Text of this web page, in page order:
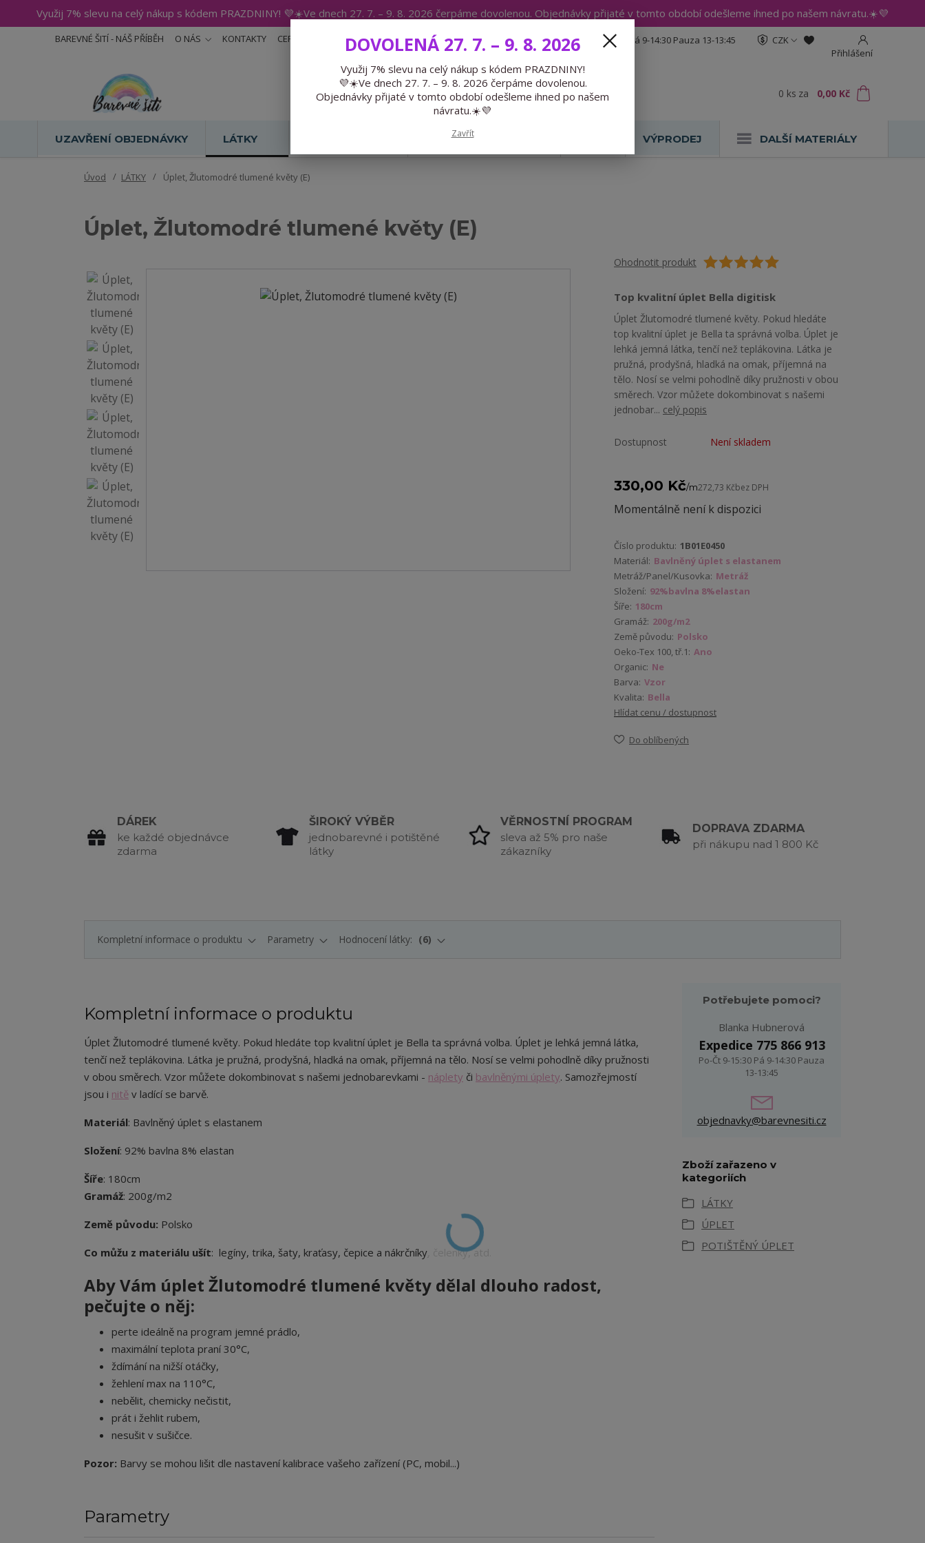
Využij 7% slevu na celý nákup s kódem PRAZDNINY! 💜☀️Ve dnech 27. 7. – 9. 8. 2026 čerpáme dovolenou. Objednávky přijaté v tomto období odešleme ihned po našem návratu.☀️💜
BAREVNÉ ŠITÍ - NÁŠ PŘÍBĚH O NÁS KONTAKTY CERTIFIKÁTY BLOG
CZK
Přihlášení
Hledat
Expedice 775 866 913 Po-Čt 9-15:30 Pá 9-14:30 Pauza 13-13:45
0 ks za 0,00 Kč
UZAVŘENÍ OBJEDNÁVKY LÁTKY PŘEDOBJEDNÁVKY VÝPRODEJ DALŠÍ MATERIÁLY
Úvod LÁTKY Úplet, Žlutomodré tlumené květy (E)
Úplet, Žlutomodré tlumené květy (E)
Ohodnotit produkt
Top kvalitní úplet Bella digitisk
Úplet Žlutomodré tlumené květy. Pokud hledáte
top kvalitní úplet je Bella ta správná volba. Úplet je
lehká jemná látka, tenčí než teplákovina. Látka je
pružná, prodyšná, hladká na omak, příjemná na
tělo. Nosí se velmi pohodlně díky pružnosti v obou
směrech. Vzor můžete dokombinovat s našemi
jednobar... celý popis
Dostupnost Není skladem
330,00 Kč/m272,73 Kčbez DPH
Momentálně není k dispozici
Číslo produktu: 1B01E0450
Materiál: Bavlněný úplet s elastanem
Metráž/Panel/Kusovka: Metráž
Složení: 92%bavlna 8%elastan
Šíře: 180cm
Gramáž: 200g/m2
Země původu: Polsko
Oeko-Tex 100, tř.1: Ano
Organic: Ne
Barva: Vzor
Kvalita: Bella
Hlídat cenu / dostupnost
Do oblíbených
DÁREK
ke každé objednávce
zdarma
ŠIROKÝ VÝBĚR
jednobarevné i potištěné
látky
VĚRNOSTNÍ PROGRAM
sleva až 5% pro naše
zákazníky
DOPRAVA ZDARMA
při nákupu nad 1 800 Kč
Kompletní informace o produktu Parametry Hodnocení látky: 6
Kompletní informace o produktu
Úplet Žlutomodré tlumené květy. Pokud hledáte top kvalitní úplet je Bella ta správná volba. Úplet je lehká jemná látka,
tenčí než teplákovina. Látka je pružná, prodyšná, hladká na omak, příjemná na tělo. Nosí se velmi pohodlně díky pružnosti
v obou směrech. Vzor můžete dokombinovat s našemi jednobarevkami - náplety či bavlněnými úplety. Samozřejmostí
jsou i nitě v ladící se barvě.
Materiál: Bavlněný úplet s elastanem
Složení: 92% bavlna 8% elastan
Šíře: 180cm
Gramáž: 200g/m2
Země původu: Polsko
Co můžu z materiálu ušít: legíny, trika, šaty, kraťasy, čepice a nákrčníky, čelenky, atd.
Aby Vám úplet Žlutomodré tlumené květy dělal dlouho radost,
pečujte o něj:
perte ideálně na program jemné prádlo,
maximální teplota praní 30°C,
ždímání na nižší otáčky,
žehlení max na 110°C,
nebělit, chemicky nečistit,
prát i žehlit rubem,
nesušit v sušičce.
Pozor: Barvy se mohou lišit dle nastavení kalibrace vašeho zařízení (PC, mobil...)
Parametry
Potřebujete pomoci?
Blanka Hubnerová
Expedice 775 866 913
Po-Čt 9-15:30 Pá 9-14:30 Pauza
13-13:45
objednavky@barevnesiti.cz
Zboží zařazeno v
kategoriích
LÁTKY
ÚPLET
POTIŠTĚNÝ ÚPLET
DOVOLENÁ 27. 7. – 9. 8. 2026
Využij 7% slevu na celý nákup s kódem PRAZDNINY!
💜☀️Ve dnech 27. 7. – 9. 8. 2026 čerpáme dovolenou.
Objednávky přijaté v tomto období odešleme ihned po našem
návratu.☀️💜
Zavřít